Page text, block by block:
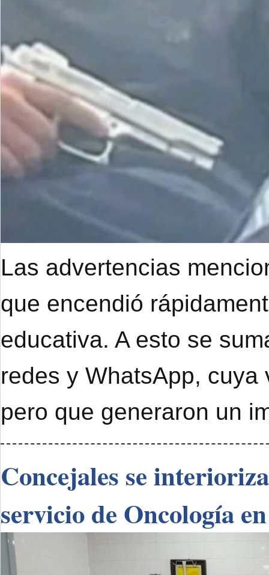
Las advertencias
que encendió
educativa. A esto se
redes y WhatsApp,
pero que generaron un
Concejales se
servicio de Oncología